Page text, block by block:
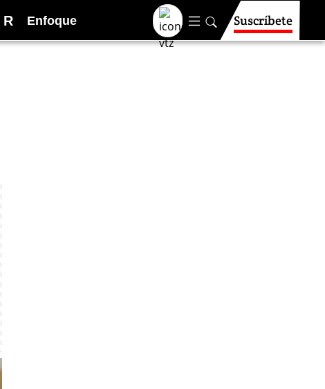
R Enfoque Suscríbete